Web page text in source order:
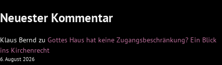
Neuester Kommentar
Klaus Bernd zu Gottes Haus hat keine Zugangsbeschränkung? Ein Blick
ins Kirchenrecht
6. August 2026